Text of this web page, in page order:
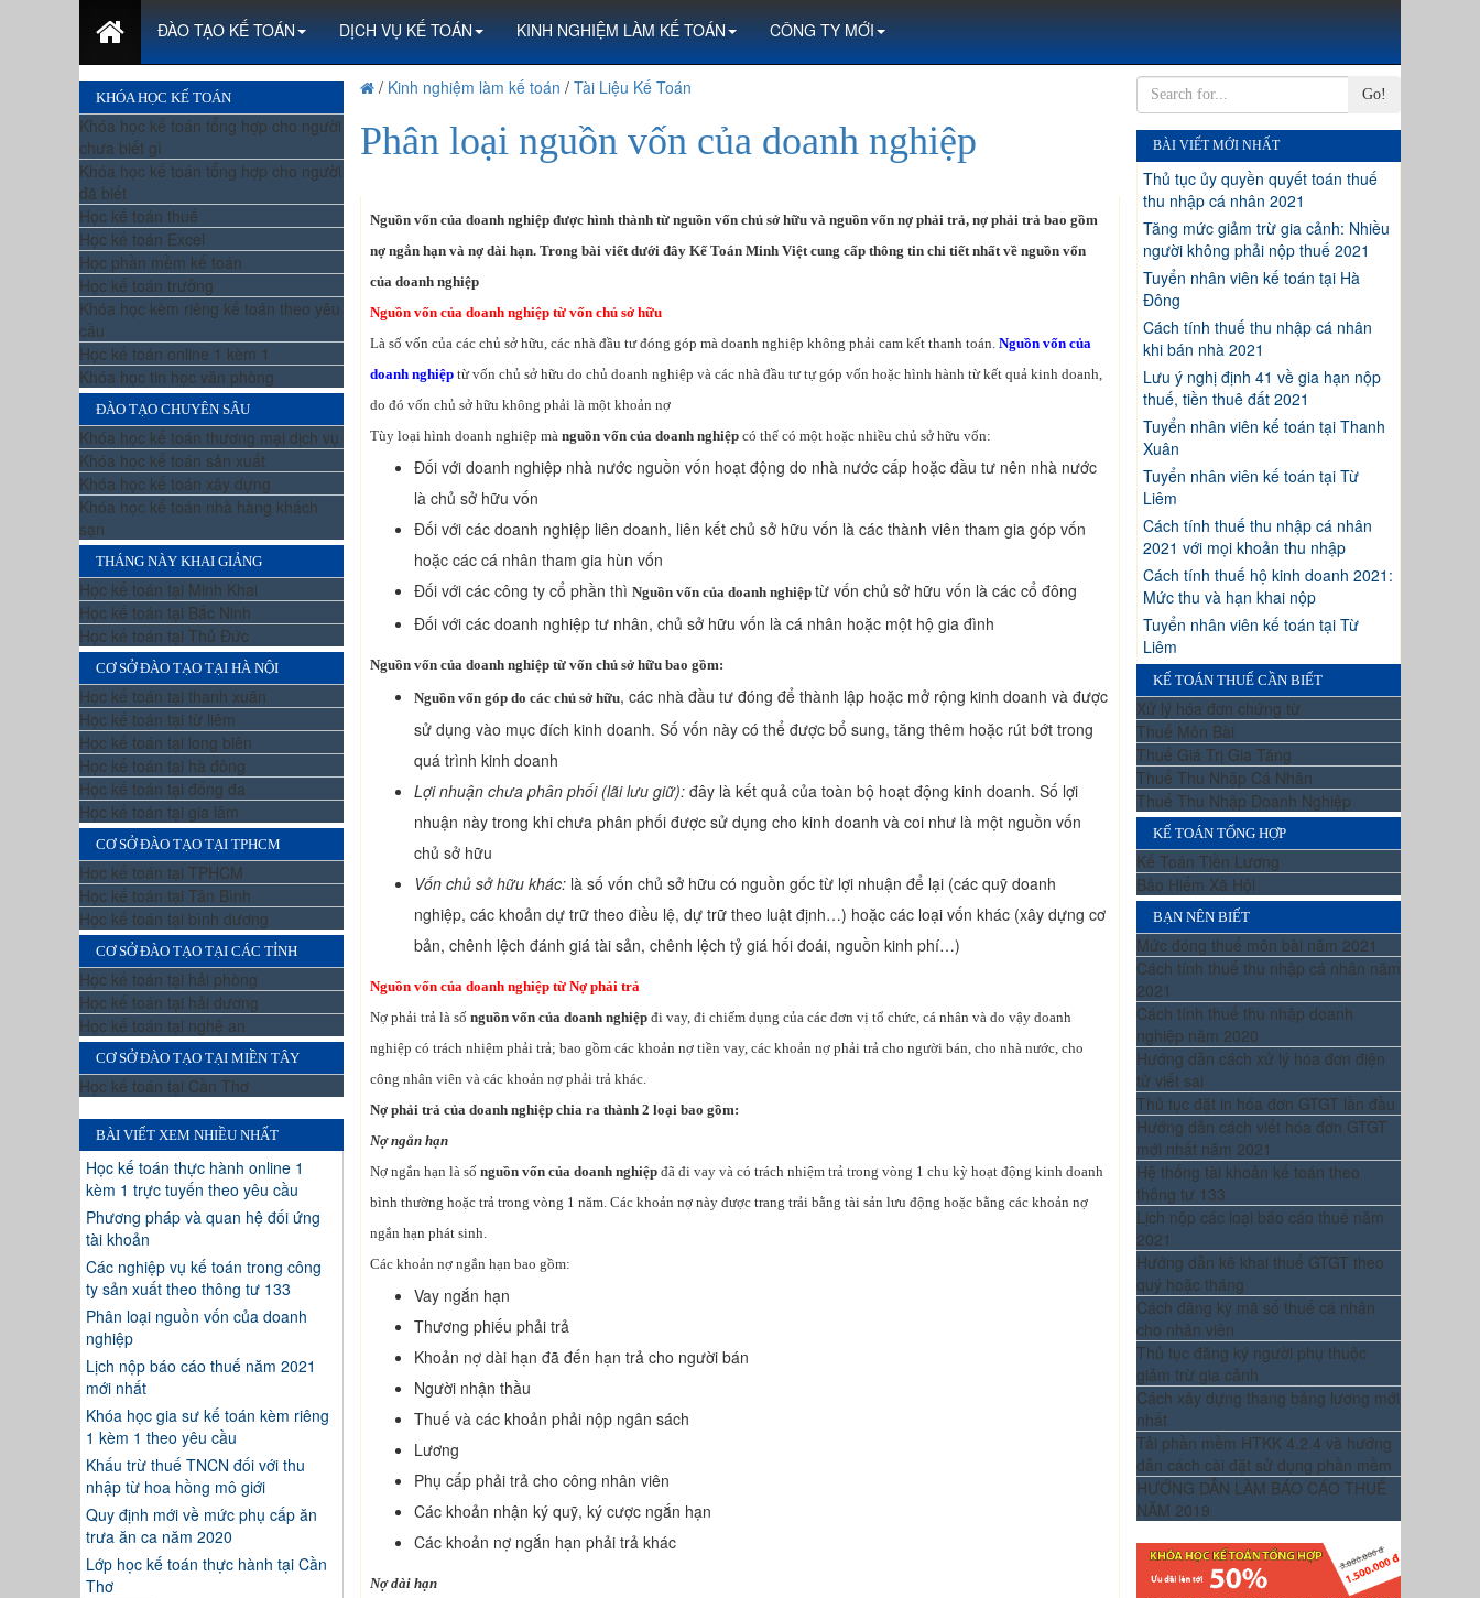
ĐÀO TẠO KẾ TOÁN DỊCH VỤ KẾ TOÁN KINH NGHIỆM LÀM KẾ TOÁN CÔNG TY MỚI
KHÓA HỌC KẾ TOÁN
Khóa học kế toán tổng hợp cho người
chưa biết gì
Khóa học kế toán tổng hợp cho người
đã biết
Học kế toán thuế
Học kế toán Excel
Học phần mềm kế toán
Học kế toán trưởng
Khóa học kèm riêng kế toán theo yêu
cầu
Học kế toán online 1 kèm 1
Khóa học tin học văn phòng
ĐÀO TẠO CHUYÊN SÂU
Khóa học kế toán thương mại dịch vụ
Khóa học kế toán sản xuất
Khóa học kế toán xây dựng
Khóa học kế toán nhà hàng khách
sạn
THÁNG NÀY KHAI GIẢNG
Học kế toán tại Minh Khai
Học kế toán tại Bắc Ninh
Học kế toán tại Thủ Đức
CƠ SỞ ĐÀO TẠO TẠI HÀ NỘI
Học kế toán tại thanh xuân
Học kế toán tại từ liêm
Học kế toán tại long biên
Học kế toán tại hà đông
Học kế toán tại đống đa
Học kế toán tại gia lâm
CƠ SỞ ĐÀO TẠO TẠI TPHCM
Học kế toán tại TPHCM
Học kế toán tại Tân Bình
Học kế toán tại bình dương
CƠ SỞ ĐÀO TẠO TẠI CÁC TỈNH
Học kế toán tại hải phòng
Học kế toán tại hải dương
Học kế toán tại nghệ an
CƠ SỞ ĐÀO TẠO TẠI MIỀN TÂY
Học kế toán tại Cần Thơ
BÀI VIẾT XEM NHIỀU NHẤT
Học kế toán thực hành online 1
kèm 1 trực tuyến theo yêu cầu
Phương pháp và quan hệ đối ứng
tài khoản
Các nghiệp vụ kế toán trong công
ty sản xuất theo thông tư 133
Phân loại nguồn vốn của doanh
nghiệp
Lịch nộp báo cáo thuế năm 2021
mới nhất
Khóa học gia sư kế toán kèm riêng
1 kèm 1 theo yêu cầu
Khấu trừ thuế TNCN đối với thu
nhập từ hoa hồng mô giới
Quy định mới về mức phụ cấp ăn
trưa ăn ca năm 2020
Lớp học kế toán thực hành tại Cần
Thơ
/ Kinh nghiệm làm kế toán / Tài Liệu Kế Toán
Phân loại nguồn vốn của doanh nghiệp
Nguồn vốn của doanh nghiệp được hình thành từ nguồn vốn chủ sở hữu và nguồn vốn nợ phải trả, nợ phải trả bao gồm
nợ ngắn hạn và nợ dài hạn. Trong bài viết dưới đây Kế Toán Minh Việt cung cấp thông tin chi tiết nhất về nguồn vốn
của doanh nghiệp
Nguồn vốn của doanh nghiệp từ vốn chủ sở hữu
Là số vốn của các chủ sở hữu, các nhà đầu tư đóng góp mà doanh nghiệp không phải cam kết thanh toán. Nguồn vốn của
doanh nghiệp từ vốn chủ sở hữu do chủ doanh nghiệp và các nhà đầu tư tự góp vốn hoặc hình hành từ kết quả kinh doanh,
do đó vốn chủ sở hữu không phải là một khoản nợ
Tùy loại hình doanh nghiệp mà nguồn vốn của doanh nghiệp có thể có một hoặc nhiều chủ sở hữu vốn:
Đối với doanh nghiệp nhà nước nguồn vốn hoạt động do nhà nước cấp hoặc đầu tư nên nhà nước
là chủ sở hữu vốn
Đối với các doanh nghiệp liên doanh, liên kết chủ sở hữu vốn là các thành viên tham gia góp vốn
hoặc các cá nhân tham gia hùn vốn
Đối với các công ty cổ phần thì Nguồn vốn của doanh nghiệp từ vốn chủ sở hữu vốn là các cổ đông
Đối với các doanh nghiệp tư nhân, chủ sở hữu vốn là cá nhân hoặc một hộ gia đình
Nguồn vốn của doanh nghiệp từ vốn chủ sở hữu bao gồm:
Nguồn vốn góp do các chủ sở hữu, các nhà đầu tư đóng để thành lập hoặc mở rộng kinh doanh và được
sử dụng vào mục đích kinh doanh. Số vốn này có thể được bổ sung, tăng thêm hoặc rút bớt trong
quá trình kinh doanh
Lợi nhuận chưa phân phối (lãi lưu giữ): đây là kết quả của toàn bộ hoạt động kinh doanh. Số lợi
nhuận này trong khi chưa phân phối được sử dụng cho kinh doanh và coi như là một nguồn vốn
chủ sở hữu
Vốn chủ sở hữu khác: là số vốn chủ sở hữu có nguồn gốc từ lợi nhuận để lại (các quỹ doanh
nghiệp, các khoản dự trữ theo điều lệ, dự trữ theo luật định…) hoặc các loại vốn khác (xây dựng cơ
bản, chênh lệch đánh giá tài sản, chênh lệch tỷ giá hối đoái, nguồn kinh phí…)
Nguồn vốn của doanh nghiệp từ Nợ phải trả
Nợ phải trả là số nguồn vốn của doanh nghiệp đi vay, đi chiếm dụng của các đơn vị tổ chức, cá nhân và do vậy doanh
nghiệp có trách nhiệm phải trả; bao gồm các khoản nợ tiền vay, các khoản nợ phải trả cho người bán, cho nhà nước, cho
công nhân viên và các khoản nợ phải trả khác.
Nợ phải trả của doanh nghiệp chia ra thành 2 loại bao gồm:
Nợ ngắn hạn
Nợ ngắn hạn là số nguồn vốn của doanh nghiệp đã đi vay và có trách nhiệm trả trong vòng 1 chu kỳ hoạt động kinh doanh
bình thường hoặc trả trong vòng 1 năm. Các khoản nợ này được trang trải bằng tài sản lưu động hoặc bằng các khoản nợ
ngắn hạn phát sinh.
Các khoản nợ ngắn hạn bao gồm:
Vay ngắn hạn
Thương phiếu phải trả
Khoản nợ dài hạn đã đến hạn trả cho người bán
Người nhận thầu
Thuế và các khoản phải nộp ngân sách
Lương
Phụ cấp phải trả cho công nhân viên
Các khoản nhận ký quỹ, ký cược ngắn hạn
Các khoản nợ ngắn hạn phải trả khác
Nợ dài hạn
Go!
BÀI VIẾT MỚI NHẤT
Thủ tục ủy quyền quyết toán thuế
thu nhập cá nhân 2021
Tăng mức giảm trừ gia cảnh: Nhiều
người không phải nộp thuế 2021
Tuyển nhân viên kế toán tại Hà
Đông
Cách tính thuế thu nhập cá nhân
khi bán nhà 2021
Lưu ý nghị định 41 về gia hạn nộp
thuế, tiền thuê đất 2021
Tuyển nhân viên kế toán tại Thanh
Xuân
Tuyển nhân viên kế toán tại Từ
Liêm
Cách tính thuế thu nhập cá nhân
2021 với mọi khoản thu nhập
Cách tính thuế hộ kinh doanh 2021:
Mức thu và hạn khai nộp
Tuyển nhân viên kế toán tại Từ
Liêm
KẾ TOÁN THUẾ CẦN BIẾT
Xử lý hóa đơn chứng từ
Thuế Môn Bài
Thuế Giá Trị Gia Tăng
Thuế Thu Nhập Cá Nhân
Thuế Thu Nhập Doanh Nghiệp
KẾ TOÁN TỔNG HỢP
Kế Toán Tiền Lương
Bảo Hiểm Xã Hội
BẠN NÊN BIẾT
Mức đóng thuế môn bài năm 2021
Cách tính thuế thu nhập cá nhân năm
2021
Cách tính thuế thu nhập doanh
nghiệp năm 2020
Hướng dẫn cách xử lý hóa đơn điện
tử viết sai
Thủ tục đặt in hóa đơn GTGT lần đầu
Hướng dẫn cách viết hóa đơn GTGT
mới nhất năm 2021
Hệ thống tài khoản kế toán theo
thông tư 133
Lịch nộp các loại báo cáo thuế năm
2021
Hướng dẫn kê khai thuế GTGT theo
quý hoặc tháng
Cách đăng ký mã số thuế cá nhân
cho nhân viên
Thủ tục đăng ký người phụ thuộc
giảm trừ gia cảnh
Cách xây dựng thang bảng lương mới
nhất
Tải phần mềm HTKK 4.2.4 và hướng
dẫn cách cài đặt sử dụng phần mềm
HƯỚNG DẪN LÀM BÁO CÁO THUẾ
NĂM 2019